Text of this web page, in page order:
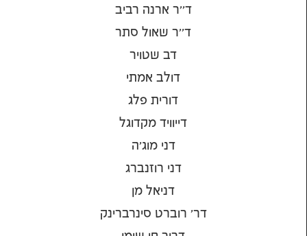
ד''ר ארנה רביב
ד''ר שאול סתר
דב שטויר
דולב אמתי
דורית פלג
דייוויד מקדוגל
דני מוג'ה
דני רוזנברג
דניאל מן
דר' רוברט סינרברינק